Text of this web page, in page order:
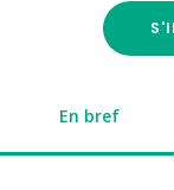
En bref